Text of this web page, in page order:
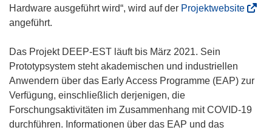
n
F
n
Hardware ausgeführt wird“, wird auf der Projektwebsite(
e
i
angeführt.
Das Projekt DEEP-EST läuft bis März 2021. Sein
Prototypsystem steht akademischen und industriellen
Anwendern über das Early Access Programme (EAP) zur
Verfügung, einschließlich derjenigen, die
Forschungsaktivitäten im Zusammenhang mit COVID-19
durchführen. Informationen über das EAP und das